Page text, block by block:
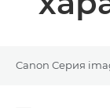
Canon Серия